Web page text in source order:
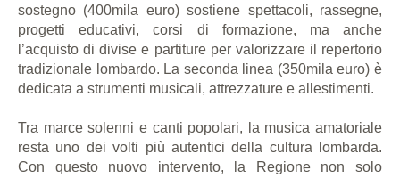
sostegno (400mila euro) sostiene spettacoli, rassegne,
progetti educativi, corsi di formazione, ma anche
l’acquisto di divise e partiture per valorizzare il repertorio
tradizionale lombardo. La seconda linea (350mila euro) è
dedicata a strumenti musicali, attrezzature e allestimenti.
Tra marce solenni e canti popolari, la musica amatoriale
resta uno dei volti più autentici della cultura lombarda.
Con questo nuovo intervento, la Regione non solo